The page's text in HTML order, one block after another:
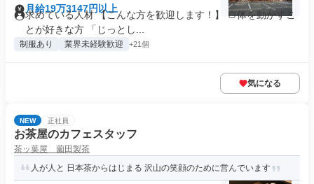
月給19万3147円以上
求めている人材 【こんな方を歓迎します！】 🍞体を動かすこ
とが好きな方 「じっとし...
制服あり 業界未経験歓迎 +21個
気になる
NEW 正社員
お茶屋のカフェスタッフ
茶ッ葉屋 薗田製茶
人が人と 日本茶からはじまる 沢山の笑顔のために営んでいます